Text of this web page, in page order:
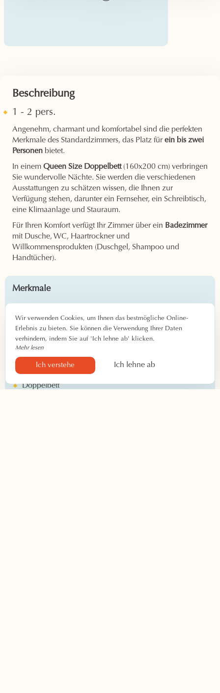
Beschreibung
1 - 2 pers.
Angenehm, charmant und komfortabel sind die perfekten
Merkmale des Standardzimmers, das Platz für ein bis zwei
Personen bietet.
In einem Queen Size Doppelbett(160x200 cm) verbringen
Sie wundervolle Nächte. Sie werden die verschiedenen
Ausstattungen zu schätzen wissen, die Ihnen zur
Verfügung stehen, darunter ein Fernseher, ein Schreibtisch,
eine Klimaanlage und Stauraum.
Für Ihren Komfort verfügt Ihr Zimmer über ein Badezimmer
mit Dusche, WC, Haartrockner und
Willkommensprodukten (Duschgel, Shampoo und
Handtücher).
Merkmale
Check-out: vor 11 Uhr
1 bis 2 Personen
Kein Babybett
Ausrüstung
Doppelbett
Wir verwenden Cookies, um Ihnen das bestmögliche Online-
Erlebnis zu bieten. Sie können die Verwendung Ihrer Daten
verhindern, indem Sie auf 'Ich lehne ab' klicken.
Mehr lesen
Ich verstehe Ich lehne ab